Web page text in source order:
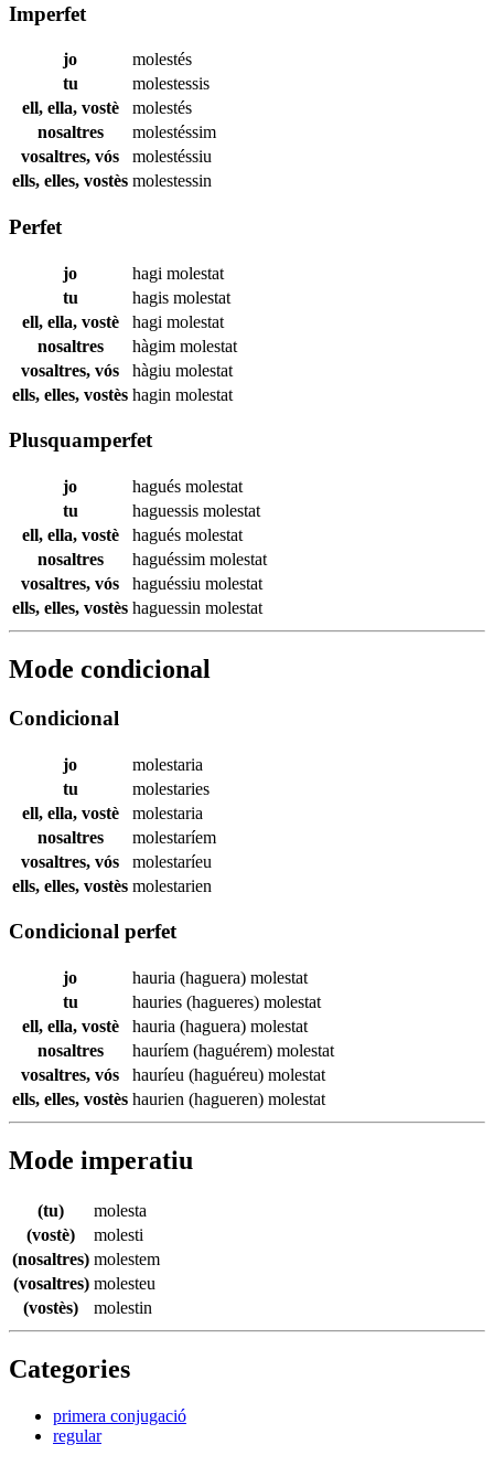
Imperfet
jo
molestés
tu
molestessis
ell, ella, vostè
molestés
nosaltres
molestéssim
vosaltres, vós
molestéssiu
ells, elles, vostès molestessin
Perfet
jo hagi molestat
tu
hagis molestat
ell, ella, vostè
hagi molestat
nosaltres
hàgim molestat
vosaltres, vós
hàgiu molestat
ells, elles, vostès hagin molestat
Plusquamperfet
jo hagués molestat
tu
haguessis molestat
ell, ella, vostè
hagués molestat
nosaltres
haguéssim molestat
vosaltres, vós
haguéssiu molestat
ells, elles, vostès haguessin molestat
Mode condicional
Condicional
jo
molestaria
tu
molestaries
ell, ella, vostè
molestaria
nosaltres
molestaríem
vosaltres, vós
molestaríeu
ells, elles, vostès molestarien
Condicional perfet
jo hauria (haguera) molestat
tu
hauries (hagueres) molestat
ell, ella, vostè
hauria (haguera) molestat
nosaltres
hauríem (haguérem) molestat
vosaltres, vós
hauríeu (haguéreu) molestat
ells, elles, vostès haurien (hagueren) molestat
Mode imperatiu
(tu)
molesta
(vostè)
molesti
(nosaltres) molestem
(vosaltres) molesteu
(vostès)
molestin
Categories
primera conjugació
regular